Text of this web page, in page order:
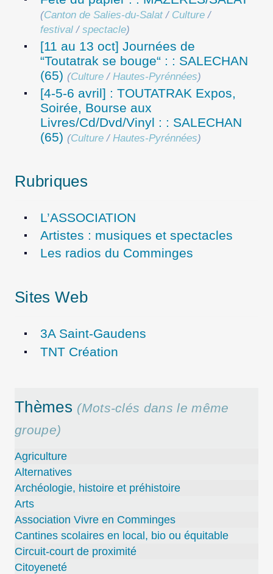
(Canton de Salies-du-Salat/ Culture /
festival / spectacle)
[11 au 13 oct] Journées de
“Toutatrak se bouge“ : : SALECHAN
(65) (Culture / Hautes-Pyrénnées)
[4-5-6 avril] : TOUTATRAK Expos,
Soirée, Bourse aux
Livres/Cd/Dvd/Vinyl : : SALECHAN
(65) (Culture / Hautes-Pyrénnées)
Rubriques
L’ASSOCIATION
Artistes : musiques et spectacles
Les radios du Comminges
Sites Web
3A Saint-Gaudens
TNT Création
Thèmes (Mots-clés dans le même
groupe)
Agriculture
Alternatives
Archéologie, histoire et préhistoire
Arts
Association Vivre en Comminges
Cantines scolaires en local, bio ou équitable
Circuit-court de proximité
Citoyeneté